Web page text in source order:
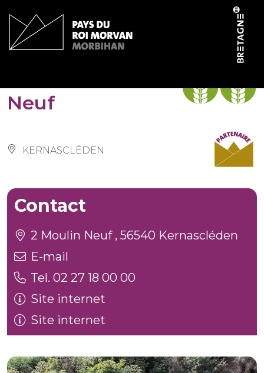
Neuf
KERNASCLÉDEN
Contact
2 Moulin Neuf , 56540 Kernascléden
E-mail
Tel. 02 27 18 00 00
Site internet
Site internet